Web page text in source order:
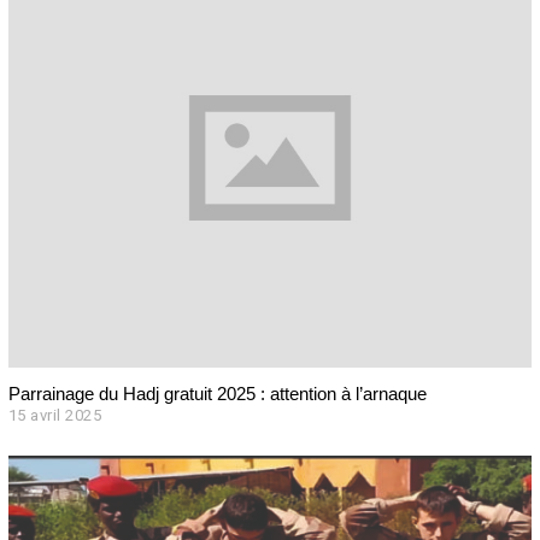
Parrainage du Hadj gratuit 2025 : attention à l’arnaque
15 avril 2025
a
i
2
0